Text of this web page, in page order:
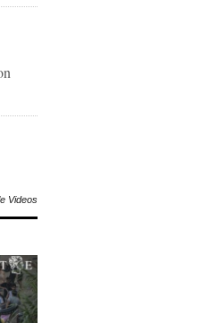
Videos